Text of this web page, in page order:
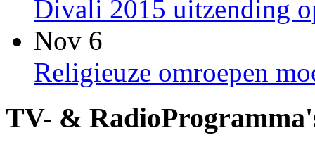
Divali 2015 uitzending
Nov 6
Religieuze omroepen
TV- &